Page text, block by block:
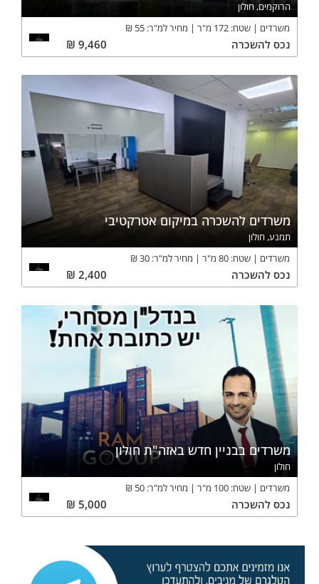
הרוקמים, חולון
משרדים
שטח: 172 מ"ר מחיר למ"ר: 55
₪
נכס להשכרה 9,460
₪
משרדים להשכרה במיקום אטרקטיבי
תמנע, חולון
משרדים
שטח: 80 מ"ר מחיר למ"ר: 30
₪
נכס להשכרה 2,400
₪
משרדים בבניין חדש באזה"ת חולון
חולון
משרדים
שטח: 100 מ"ר מחיר למ"ר: 50
₪
נכס להשכרה 5,000
₪